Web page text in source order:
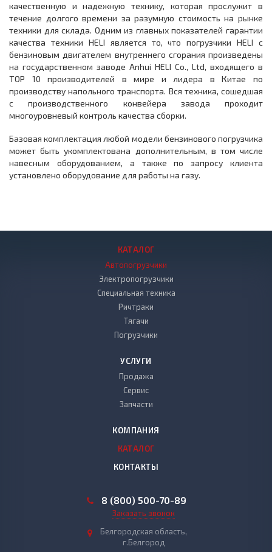
качественную и надежную технику, которая прослужит в
течение долгого времени за разумную стоимость на рынке
техники для склада. Одним из главных показателей гарантии
качества техники HELI является то, что погрузчики HELI c
бензиновым двигателем внутреннего сгорания произведены
на государственном заводе Anhui HELI Co., Ltd, входящего в
ТОР 10 производителей в мире и лидера в Китае по
производству напольного транспорта. Вся техника, сошедшая
с производственного конвейера завода проходит
многоуровневый контроль качества сборки.
Базовая комплектация любой модели бензинового погрузчика
может быть укомплектована дополнительным, в том числе
навесным оборудованием, а также по запросу клиента
установлено оборудование для работы на газу.
КАТАЛОГ
Автопогрузчики
Электропогрузчики
Специальная техника
Ричтраки
Тягачи
Погрузчики
УСЛУГИ
Продажа
Сервис
Запчасти
КОМПАНИЯ
КАТАЛОГ
КОНТАКТЫ
8 (800) 500-70-89
Заказать звонок
Белгородская область,
г.Белгород